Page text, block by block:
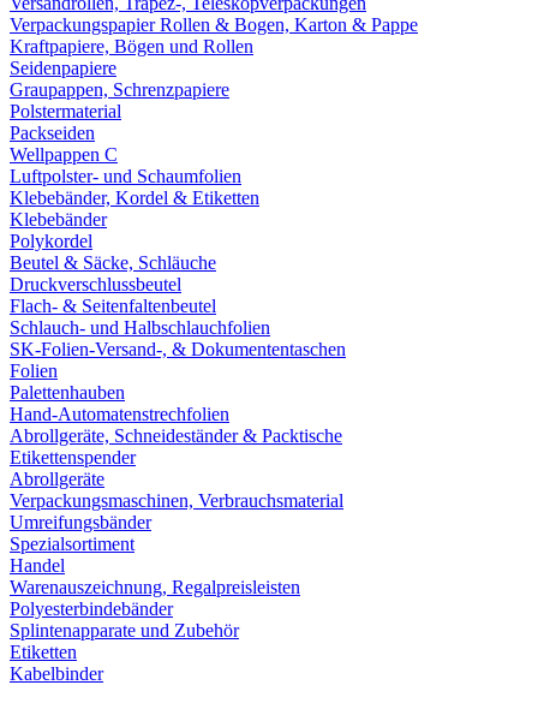
Verpackungspapier Rollen & Bogen, Karton & Pappe
Kraftpapiere, Bögen und Rollen
Seidenpapiere
Graupappen, Schrenzpapiere
Polstermaterial
Packseiden
Wellpappen C
Luftpolster- und Schaumfolien
Klebebänder, Kordel & Etiketten
Klebebänder
Polykordel
Beutel & Säcke, Schläuche
Druckverschlussbeutel
Flach- & Seitenfaltenbeutel
Schlauch- und Halbschlauchfolien
SK-Folien-Versand-, & Dokumententaschen
Folien
Palettenhauben
Hand-Automatenstrechfolien
Abrollgeräte, Schneideständer & Packtische
Etikettenspender
Abrollgeräte
Verpackungsmaschinen, Verbrauchsmaterial
Umreifungsbänder
Spezialsortiment
Handel
Warenauszeichnung, Regalpreisleisten
Polyesterbindebänder
Splintenapparate und Zubehör
Etiketten
Kabelbinder